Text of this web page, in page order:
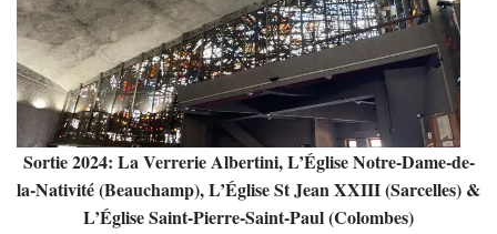
Sortie 2024: La Verrerie Albertini, L’Église Notre-Dame-de-
la-Nativité (Beauchamp), L’Église St Jean XXIII (Sarcelles) &
L’Église Saint-Pierre-Saint-Paul (Colombes)